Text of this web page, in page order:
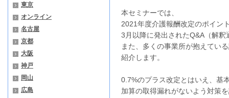
東京
オンライン
名古屋
京都
大阪
神戸
岡山
広島
本セミナーでは、
2021年度介護報酬改定のポイン
3月以降に発出されたQ&A（解釈
また、多くの事業所が抱えてい
紹介します。
0.7%のプラス改定とはいえ、基
加算の取得漏れがないよう対策